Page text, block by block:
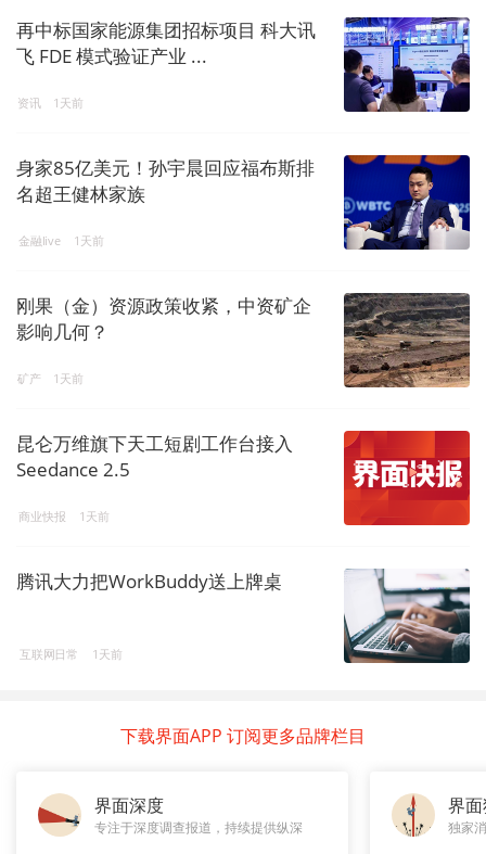
再中标国家能源集团招标项目 科大讯
飞 FDE 模式验证产业 ...
资讯 1天前
身家85亿美元！孙宇晨回应福布斯排
名超王健林家族
金融live 1天前
刚果（金）资源政策收紧，中资矿企
影响几何？
矿产 1天前
昆仑万维旗下天工短剧工作台接入
Seedance 2.5
商业快报 1天前
腾讯大力把WorkBuddy送上牌桌
互联网日常 1天前
下载界面APP 订阅更多品牌栏目
界面深度
专注于深度调查报道，持续提供纵深
界
独家